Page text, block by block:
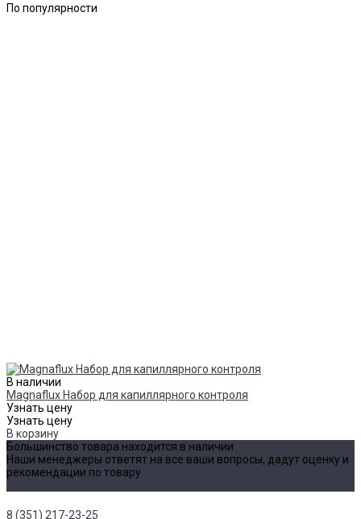
По популярности
В наличии
Magnaflux Набор для капиллярного контроля
Узнать цену
Узнать цену
В корзину
Большинство товара находится в наличии
Наши менеджеры ответят на все ваши вопросы, дадут оценку и
рекомендации по товару
8 (351) 217-23-25